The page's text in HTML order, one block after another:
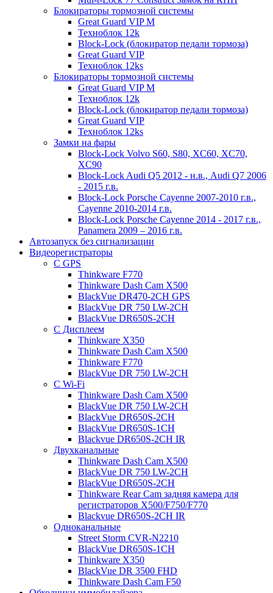
Блокираторы тормозной системы
Great Guard VIP M
Техноблок 12k
Block-Lock (блокиратор педали тормоза)
Great Guard VIP
Техноблок 12ks
Блокираторы тормозной системы
Great Guard VIP M
Техноблок 12k
Block-Lock (блокиратор педали тормоза)
Great Guard VIP
Техноблок 12ks
Замки на фары
Block-Lock Volvo S60, S80, XC60, XC70,
XC90
Block-Lock Audi Q5 2012 - н.в., Audi Q7 2006
- 2015 г.в.
Block-Lock Porsche Cayenne 2007-2010 г.в.,
Cayenne 2010-2014 г.в.
Block-Lock Porsche Cayenne 2014 - 2017 г.в.,
Panamera 2009 – 2016 г.в.
Автозапуск без сигнализации
Видеорегистраторы
С GPS
Thinkware F770
Thinkware Dash Cam X500
BlackVue DR470-2CH GPS
BlackVue DR 750 LW-2CH
BlackVue DR650S-2CH
С Дисплеем
Thinkware X350
Thinkware Dash Cam X500
Thinkware F770
BlackVue DR 750 LW-2CH
С Wi-Fi
Thinkware Dash Cam X500
BlackVue DR 750 LW-2CH
BlackVue DR650S-2CH
BlackVue DR650S-1CH
Blackvue DR650S-2CH IR
Двухканальные
Thinkware Dash Cam X500
BlackVue DR 750 LW-2CH
BlackVue DR650S-2CH
Thinkware Rear Cam задняя камера для
регистраторов X500/F750/F770
Blackvue DR650S-2CH IR
Одноканальные
Street Storm CVR-N2210
BlackVue DR650S-1CH
Thinkware X350
BlackVue DR 3500 FHD
Thinkware Dash Cam F50